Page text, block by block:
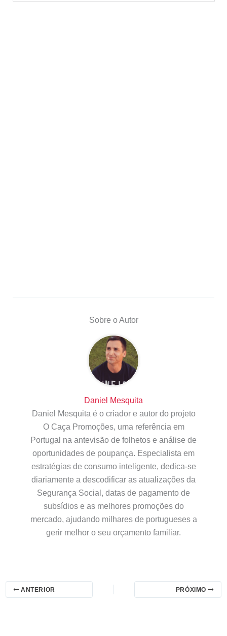
Sobre o Autor
Daniel Mesquita
Daniel Mesquita é o criador e autor do projeto
O Caça Promoções, uma referência em
Portugal na antevisão de folhetos e análise de
oportunidades de poupança. Especialista em
estratégias de consumo inteligente, dedica-se
diariamente a descodificar as atualizações da
Segurança Social, datas de pagamento de
subsídios e as melhores promoções do
mercado, ajudando milhares de portugueses a
gerir melhor o seu orçamento familiar.
ANTERIOR PRÓXIMO